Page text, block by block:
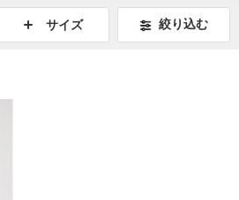
サイズ 絞り込む